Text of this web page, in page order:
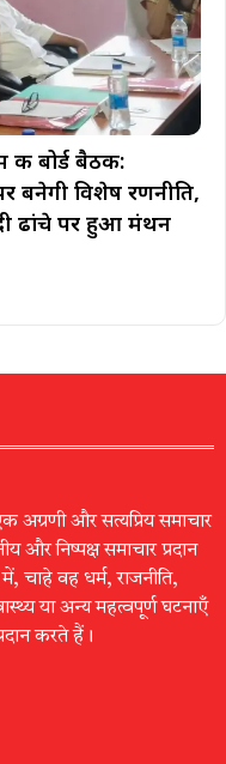
बोर्ड बैठक:
विशेष रणनीति,
ढांचे पर हुआ मंथन
और सत्यप्रिय समाचार
और निष्पक्ष समाचार प्रदान
चाहे वह धर्म, राजनीति,
या अन्य महत्वपूर्ण घटनाएँ
करते हैं।